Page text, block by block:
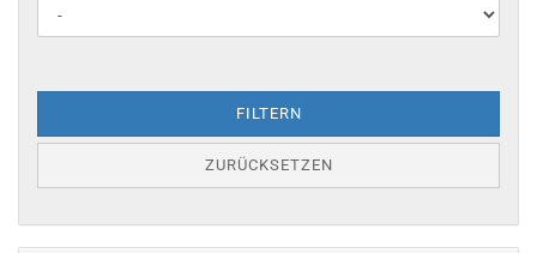
FILTERN
ZURÜCKSETZEN